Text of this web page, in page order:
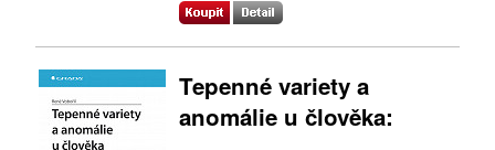
Tepenné variety a
anomálie u člověka: